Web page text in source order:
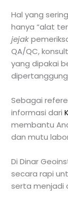
Hal yang
hanya “alat
jejak
QA/QC,
yang dipakai
Sebagai
informasi dari
membantu
dan mutu
Di Dinar
secara rapi
serta menjadi